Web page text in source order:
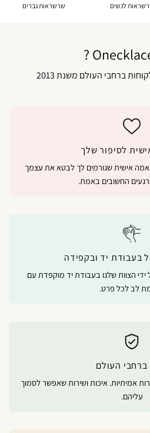
לנשים שרשראות גברים
ברחבי העולם משנת 2013
לסיפור שלך
אישית שגורמים לך לבטא את עצמך
החשובים באמת.
בעבודת יד ובקפידה
ידי הצוות שלנו בעבודת יד מוקפדת עם
לב לכל פרט.
ברחבי העולם
אמיתיות. איכות ושירות שאפשר לסמוך
עליהם.